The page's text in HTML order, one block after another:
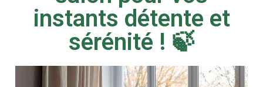
instants détente et
sérénité ! 🍃